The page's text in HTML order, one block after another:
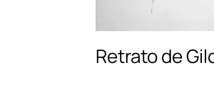
Retrato de